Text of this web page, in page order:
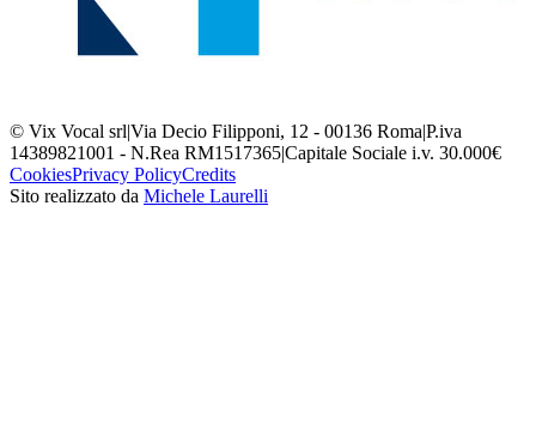
© Vix Vocal srl|Via Decio Filipponi, 12 - 00136 Roma|P.iva
14389821001 - N.Rea RM1517365|Capitale Sociale i.v. 30.000€
CookiesPrivacy PolicyCredits
Sito realizzato da Michele Laurelli